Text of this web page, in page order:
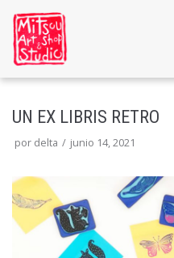
Saltar
al
contenido
UN EX LIBRIS RETRO
por delta junio 14, 2021